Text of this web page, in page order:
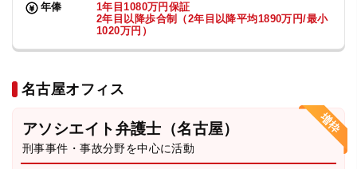
年俸
1年目1080万円保証
2年目以降歩合制（2年目以降平均1890万円/最小
1020万円）
名古屋オフィス
アソシエイト弁護士（名古屋）
刑事事件・事故分野を中心に活動